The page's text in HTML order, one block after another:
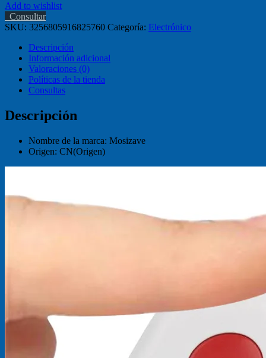
Add to wishlist
Consultar
SKU: 3256805916825760 Categoría: Electrónico
Descripción
Información adicional
Valoraciones (0)
Políticas de la tienda
Consultas
Descripción
Nombre de la marca: Mosizave
Origen: CN(Origen)